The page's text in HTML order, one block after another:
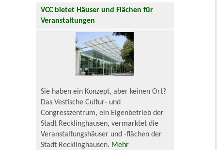
VCC bietet Häuser und Flächen für
Veranstaltungen
Sie haben ein Konzept, aber keinen Ort?
Das Vestische Cultur- und
Congresszentrum, ein Eigenbetrieb der
Stadt Recklinghausen, vermarktet die
Veranstaltungshäuser und -flächen der
Stadt Recklinghausen. Mehr